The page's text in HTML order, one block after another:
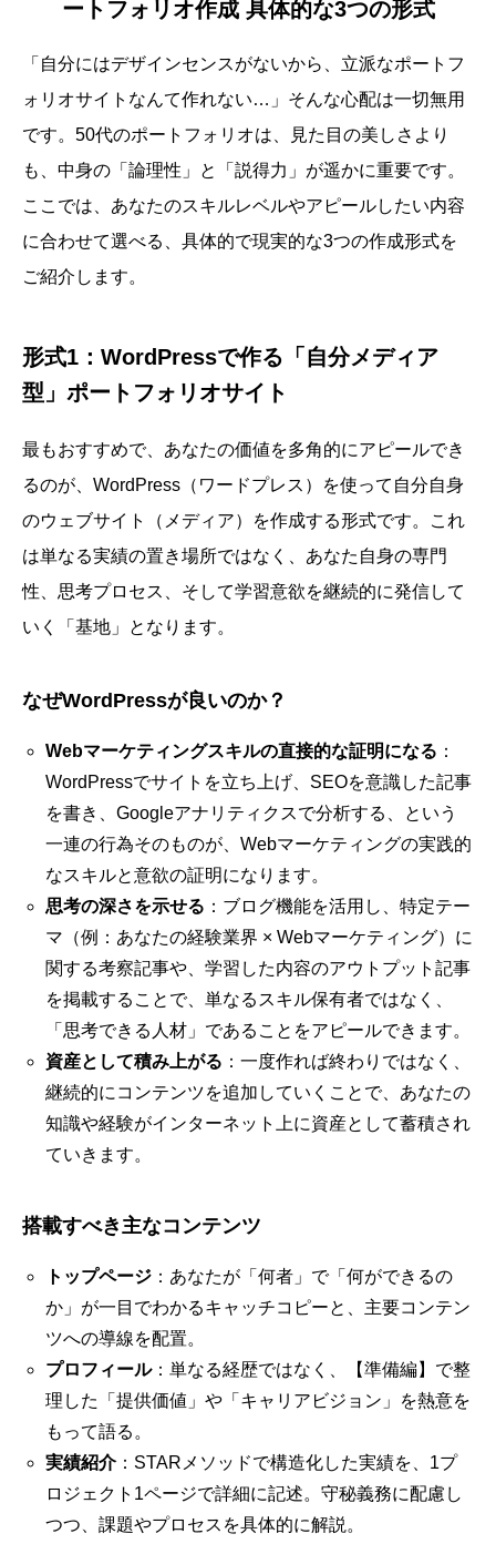
ートフォリオ作成 具体的な3つの形式
「自分にはデザインセンスがないから、立派なポートフ
ォリオサイトなんて作れない…」そんな心配は一切無用
です。50代のポートフォリオは、見た目の美しさより
も、中身の「論理性」と「説得力」が遥かに重要です。
ここでは、あなたのスキルレベルやアピールしたい内容
に合わせて選べる、具体的で現実的な3つの作成形式を
ご紹介します。
形式1：WordPressで作る「自分メディア
型」ポートフォリオサイト
最もおすすめで、あなたの価値を多角的にアピールでき
るのが、WordPress（ワードプレス）を使って自分自身
のウェブサイト（メディア）を作成する形式です。これ
は単なる実績の置き場所ではなく、あなた自身の専門
性、思考プロセス、そして学習意欲を継続的に発信して
いく「基地」となります。
なぜWordPressが良いのか？
Webマーケティングスキルの直接的な証明になる ：
WordPressでサイトを立ち上げ、SEOを意識した記事
を書き、Googleアナリティクスで分析する、という
一連の行為そのものが、Webマーケティングの実践的
なスキルと意欲の証明になります。
思考の深さを示せる ：ブログ機能を活用し、特定テー
マ（例：あなたの経験業界 × Webマーケティング）に
関する考察記事や、学習した内容のアウトプット記事
を掲載することで、単なるスキル保有者ではなく、
「思考できる人材」であることをアピールできます。
資産として積み上がる ：一度作れば終わりではなく、
継続的にコンテンツを追加していくことで、あなたの
知識や経験がインターネット上に資産として蓄積され
ていきます。
搭載すべき主なコンテンツ
トップページ：あなたが「何者」で「何ができるの
か」が一目でわかるキャッチコピーと、主要コンテン
ツへの導線を配置。
プロフィール：単なる経歴ではなく、【準備編】で整
理した「提供価値」や「キャリアビジョン」を熱意を
もって語る。
実績紹介：STARメソッドで構造化した実績を、1プ
ロジェクト1ページで詳細に記述。守秘義務に配慮し
つつ、課題やプロセスを具体的に解説。